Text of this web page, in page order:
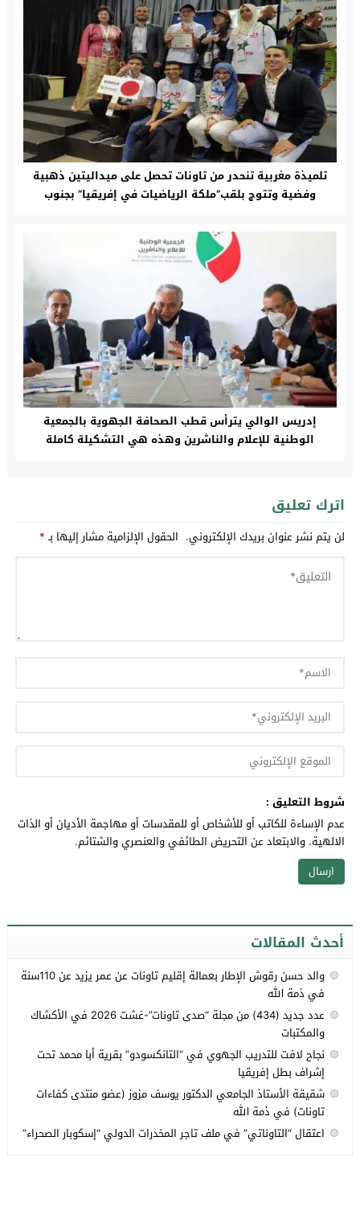
تلميذة مغربية تنحدر من تاونات تحصل على ميداليتين ذهبية
وفضية وتتوج بلقب”ملكة الرياضيات في إفريقيا” بجنوب
إدريس الوالي يترأس قطب الصحافة الجهوية بالجمعية
الوطنية للإعلام والناشرين وهذه هي التشكيلة كاملة
اترك تعليق
لن يتم نشر عنوان بريدك الإلكتروني. الحقول الإلزامية مشار إليها بـ*
شروط التعليق :
عدم الإساءة للكاتب أو للأشخاص أو للمقدسات أو مهاجمة الأديان أو الذات
الالهية. والابتعاد عن التحريض الطائفي والعنصري والشتائم.
أحدث المقالات
والد حسن رقوش الإطار بعمالة إقليم تاونات عن عمر يزيد عن 110سنة
في ذمة الله
عدد جديد (434) من مجلة “صدى تاونات”-غشت 2026 في الأكشاك
والمكتبات
نجاح لافت للتدريب الجهوي في “التانكسودو” بقرية أبا محمد تحت
إشراف بطل إفريقيا
شقيقة الأستاذ الجامعي الدكتور يوسف مزوز (عضو منتدى كفاءات
تاونات) في ذمة الله
اعتقال “التاوناتي” في ملف تاجر المخدرات الدولي “إسكوبار الصحراء”